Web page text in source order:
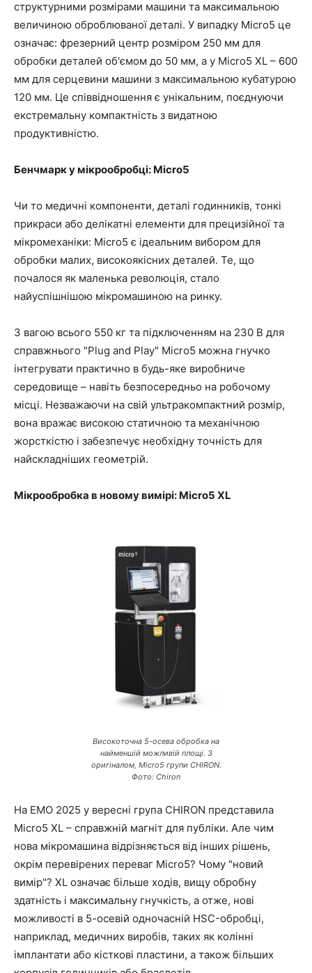
структурними розмірами машини та максимальною
величиною оброблюваної деталі. У випадку Micro5 це
означає: фрезерний центр розміром 250 мм для
обробки деталей об'ємом до 50 мм, а у Micro5 XL – 600
мм для серцевини машини з максимальною кубатурою
120 мм. Це співвідношення є унікальним, поєднуючи
екстремальну компактність з видатною
продуктивністю.
Бенчмарк у мікрообробці: Micro5
Чи то медичні компоненти, деталі годинників, тонкі
прикраси або делікатні елементи для прецизійної та
мікромеханіки: Micro5 є ідеальним вибором для
обробки малих, високоякісних деталей. Те, що
почалося як маленька революція, стало
найуспішнішою мікромашиною на ринку.
З вагою всього 550 кг та підключенням на 230 В для
справжнього "Plug and Play" Micro5 можна гнучко
інтегрувати практично в будь-яке виробниче
середовище – навіть безпосередньо на робочому
місці. Незважаючи на свій ультракомпактний розмір,
вона вражає високою статичною та механічною
жорсткістю і забезпечує необхідну точність для
найскладніших геометрій.
Мікрообробка в новому вимірі: Micro5 XL
Високоточна 5-осева обробка на
найменшій можливій площі. З
оригіналом, Micro5 групи CHIRON.
Фото: Chiron
На EMO 2025 у вересні група CHIRON представила
Micro5 XL – справжній магніт для публіки. Але чим
нова мікромашина відрізняється від інших рішень,
окрім перевірених переваг Micro5? Чому "новий
вимір"? XL означає більше ходів, вищу обробну
здатність і максимальну гнучкість, а отже, нові
можливості в 5-осевій одночасній HSC-обробці,
наприклад, медичних виробів, таких як колінні
імплантати або кісткові пластини, а також більших